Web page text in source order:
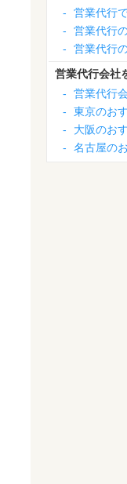
-
営業代行
-
営業代行
-
営業代行
営業代行会社
-
営業代行
-
東京のお
-
大阪のお
-
名古屋の